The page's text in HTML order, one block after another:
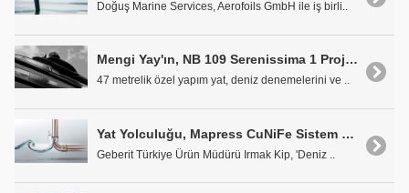
Doğuş Marine Services, Aerofoils GmbH ile iş birli..
Mengi Yay'ın, NB 109 Serenissima 1 Projesi Monaco'da Görücüye Çıkacak
47 metrelik özel yapım yat, deniz denemelerini ve ..
Yat Yolculuğu, Mapress CuNiFe Sistem Boruları ile Daha Güvenli
Geberit Türkiye Ürün Müdürü Irmak Kip, 'Deniz ..